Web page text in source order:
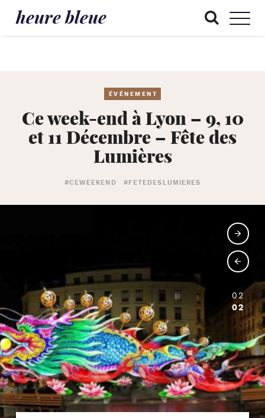
heure bleue
ÉVÉNEMENT
Ce week-end à Lyon – 9, 10
et 11 Décembre – Fête des
Lumières
#CEWEEKEND #FETEDESLUMIERES
02
02